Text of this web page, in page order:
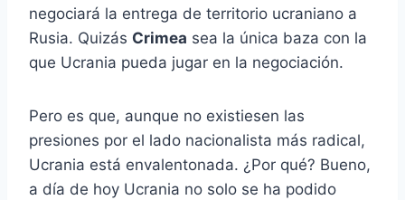
negociará la entrega de territorio ucraniano a
Rusia. Quizás Crimea sea la única baza con la
que Ucrania pueda jugar en la negociación.
Pero es que, aunque no existiesen las
presiones por el lado nacionalista más radical,
Ucrania está envalentonada. ¿Por qué? Bueno,
a día de hoy Ucrania no solo se ha podido